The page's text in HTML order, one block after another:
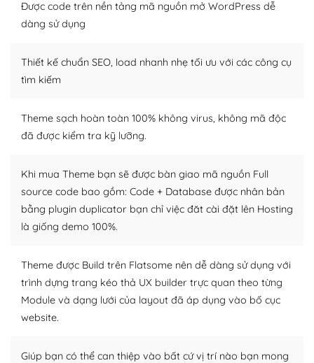
tìm kiếm chúng trên Internet hoặc nhờ chuyên gia.
Dễ dàng tùy chỉnh trên WordPress
– Sở hữu một cộng đồng lớn, sẵn sàng hỗ trợ
người cuồng tín WordPress.
kiếm những cộng đồng WordPress, họ sẽ giúp bạn trả
lời, giải đáp vấn đề của bạn.
Cộng đồng sử dụng WordPress sẵn sàng hỗ trợ bạn
Plugin mở rộng là thành phần cài đặt thêm vào
WordPress để tăng thêm các tính năng cần thiết. Có
nhiều plugin trả phí hoặc miễn phí.
plugin của WordPress rất phong phú. Bạn có thể thỏa
Được code trên nền tảng mã nguồn mở WordPress dễ
dàng sử dụng
Thiết kế chuẩn SEO, load nhanh nhẹ tối ưu với các công cụ
tìm kiếm
Theme sạch hoàn toàn 100% không virus, không mã độc
đã được kiểm tra kỹ lưỡng.
Khi mua Theme bạn sẽ được bàn giao mã nguồn Full
source code bao gồm: Code + Database được nhân bản
bằng plugin duplicator bạn chỉ việc đăt cài đặt lên Hosting
là giống demo 100%.
Theme được Build trên Flatsome nên dễ dàng sử dụng với
trình dựng trang kéo thả UX builder trực quan theo từng
Module và dạng lưới của layout đã áp dụng vào bố cục
website.
Giúp bạn có thể can thiệp vào bất cứ vị trí nào bạn mong